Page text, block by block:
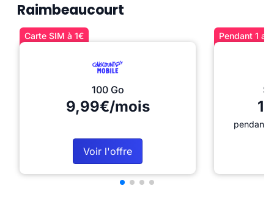
Raimbeaucourt
Carte SIM à 1€
100 Go
9,99€/mois
Voir l'offre
Pendant 1
pendant